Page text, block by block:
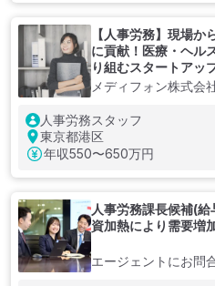
【人事労務】現場
に貢献！医療・ヘル
り組むスタートアッ
メディフォン株式会
人事労務スタッフ
東京都港区
年収550〜650万円
人事労務課長候補(
資加熱により需要増
エージェントにお問